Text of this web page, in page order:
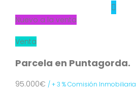
Nuevo a la venta
Venta
Parcela en Puntagorda.
95.000€ / + 3 % Comisión Inmobiliaria